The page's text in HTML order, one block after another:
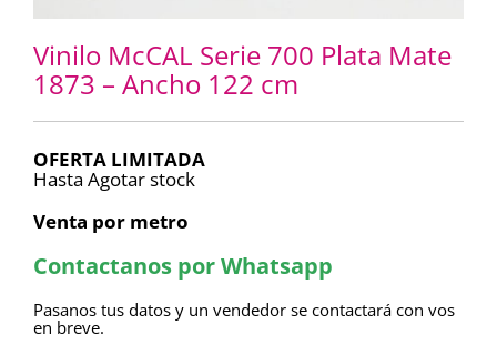
Vinilo McCAL Serie 700 Plata Mate
1873 – Ancho 122 cm
OFERTA LIMITADA
Hasta Agotar stock
Venta por metro
Contactanos por Whatsapp
Pasanos tus datos y un vendedor se contactará con vos
en breve.